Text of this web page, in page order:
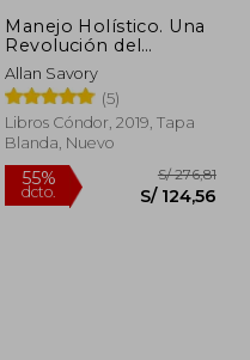
Manejo Holístico. Una
Revolución del
Sentido Común Para
Regenerar Nuestro
Ambiente - Allan
Savory; Jody
Butterfield - Libro
Allan Savory
(5)
Libros Cóndor, 2019, Tapa
Blanda, Nuevo